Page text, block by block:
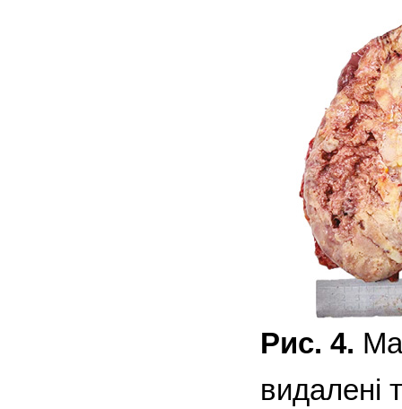
Рис. 4.
видалені